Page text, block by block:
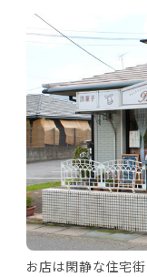
お店は閑静な住宅街